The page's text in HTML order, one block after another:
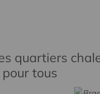
quartiers
tous